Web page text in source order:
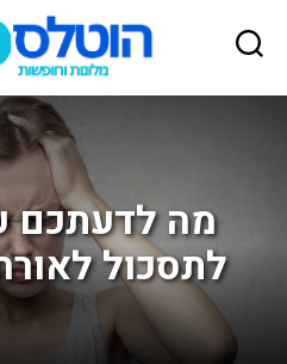
מה לדעתכם
לתסכול